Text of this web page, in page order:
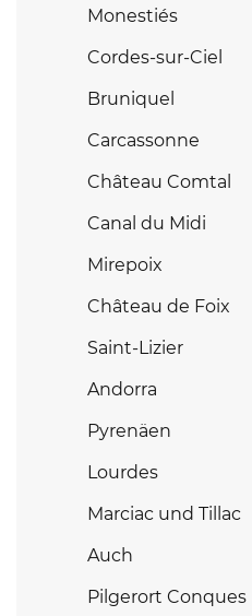
Monestiés
Cordes-sur-Ciel
Bruniquel
Carcassonne
Château Comtal
Canal du Midi
Mirepoix
Château de Foix
Saint-Lizier
Andorra
Pyrenäen
Lourdes
Marciac und Tillac
Auch
Pilgerort Conques